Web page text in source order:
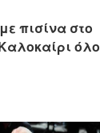
πισίνα στο
όλο